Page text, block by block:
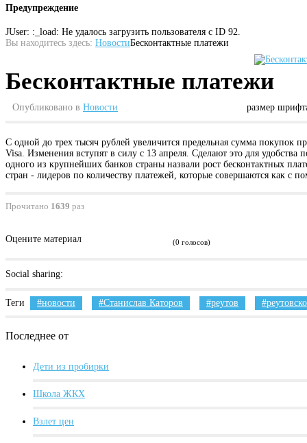
Предупреждение
JUser: :_load: Не удалось загрузить пользователя с ID 92.
Вы находитесь здесь: НовостиБесконтактные платежи
Бесконтактные платежи
Опубликовано в Новости размер
С одной до трех тысяч рублей увеличится предельная сумма покупок
Visa. Изменения вступят в силу с 13 апреля. Сделают это для
одного из крупнейших банков страны назвали рост бесконтактных
стран - лидеров по количеству платежей, которые совершаются как с
Прочитано 1639 раз
Оцените материал (0 голосов)
Social sharing:
Теги новости Станислав Каторов реутов
Последнее от
Дети из пробирки
Школа ЖКХ
Взлет цен